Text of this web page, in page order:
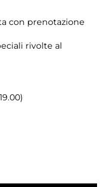
con prenotazione
rivolte al